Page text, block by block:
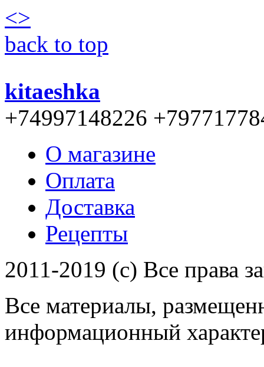
<>
back to top
kitaeshka
+74997148226
О магазине
Оплата
Доставка
Рецепты
2011-2019 (c) Все права
Все материалы,
информационный